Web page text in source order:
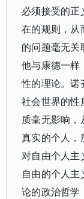
必须接受的
在的规则，从
的问题毫无关
他与康德一样
性的理论。诺
社会世界的性
质毫无影响
真实的个人，
对自由个人主
自由的个人
论的政治哲学